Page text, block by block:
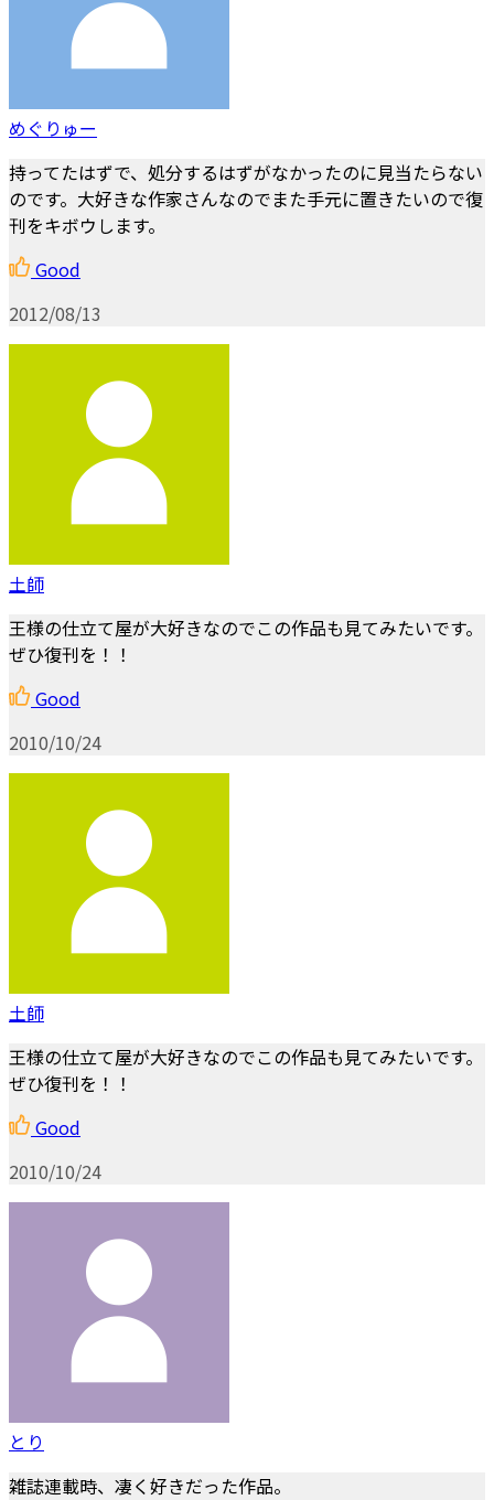
めぐりゅー
持ってたはずで、処分するはずがなかったのに見当たらない
のです。大好きな作家さんなのでまた手元に置きたいので復
刊をキボウします。
Good
2012/08/13
土師
王様の仕立て屋が大好きなのでこの作品も見てみたいです。
ぜひ復刊を！！
Good
2010/10/24
土師
王様の仕立て屋が大好きなのでこの作品も見てみたいです。
ぜひ復刊を！！
Good
2010/10/24
とり
雑誌連載時、凄く好きだった作品。